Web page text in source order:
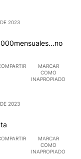
2023
MARCAR
COMO
INAPROPIADO
2023
MARCAR
COMO
INAPROPIADO